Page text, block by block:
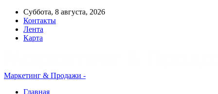
Суббота, 8 августа, 2026
Контакты
Лента
Карта
Маркетинг & Продажи -
Главная